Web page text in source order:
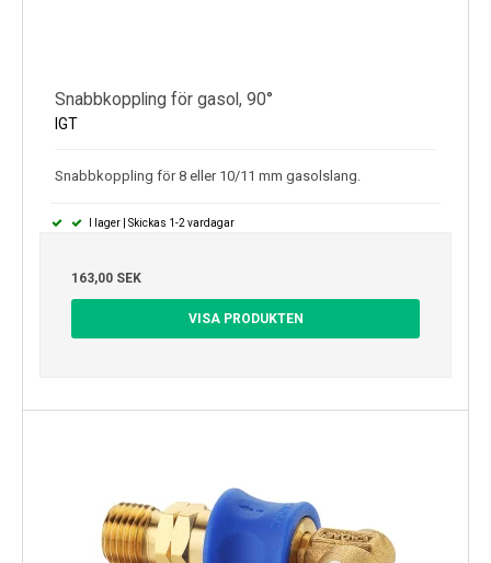
Snabbkoppling för gasol, 90°
IGT
Snabbkoppling för 8 eller 10/11 mm gasolslang.
I lager | Skickas 1-2 vardagar
163,00 SEK
VISA PRODUKTEN